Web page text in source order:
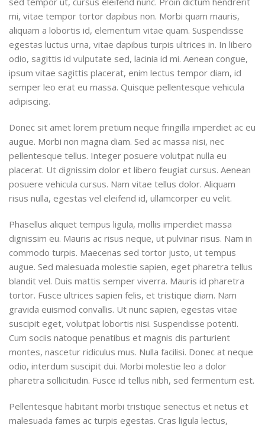
mi, vitae tempor tortor dapibus non. Morbi quam mauris,
aliquam a lobortis id, elementum vitae quam. Suspendisse
egestas luctus urna, vitae dapibus turpis ultrices in. In libero
odio, sagittis id vulputate sed, lacinia id mi. Aenean congue,
ipsum vitae sagittis placerat, enim lectus tempor diam, id
semper leo erat eu massa. Quisque pellentesque vehicula
adipiscing.
Donec sit amet lorem pretium neque fringilla imperdiet ac eu
augue. Morbi non magna diam. Sed ac massa nisi, nec
pellentesque tellus. Integer posuere volutpat nulla eu
placerat. Ut dignissim dolor et libero feugiat cursus. Aenean
posuere vehicula cursus. Nam vitae tellus dolor. Aliquam
risus nulla, egestas vel eleifend id, ullamcorper eu velit.
Phasellus aliquet tempus ligula, mollis imperdiet massa
dignissim eu. Mauris ac risus neque, ut pulvinar risus. Nam in
commodo turpis. Maecenas sed tortor justo, ut tempus
augue. Sed malesuada molestie sapien, eget pharetra tellus
blandit vel. Duis mattis semper viverra. Mauris id pharetra
tortor. Fusce ultrices sapien felis, et tristique diam. Nam
gravida euismod convallis. Ut nunc sapien, egestas vitae
suscipit eget, volutpat lobortis nisi. Suspendisse potenti.
Cum sociis natoque penatibus et magnis dis parturient
montes, nascetur ridiculus mus. Nulla facilisi. Donec at neque
odio, interdum suscipit dui. Morbi molestie leo a dolor
pharetra sollicitudin. Fusce id tellus nibh, sed fermentum est.
Pellentesque habitant morbi tristique senectus et netus et
malesuada fames ac turpis egestas. Cras ligula lectus,